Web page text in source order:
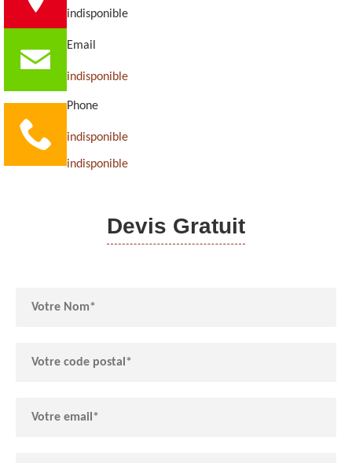
indisponible
Email
indisponible
Phone
indisponible
indisponible
Devis Gratuit